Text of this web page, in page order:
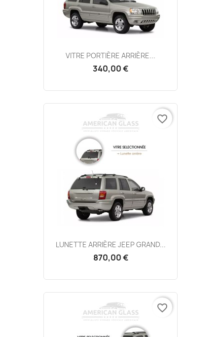
VITRE PORTIÈRE ARRIÈRE...
340,00 €
LUNETTE ARRIÈRE JEEP GRAND...
870,00 €
favorite_border
favorite_border